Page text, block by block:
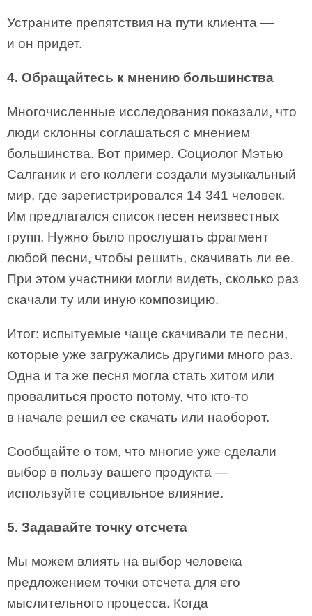
Устраните препятствия на пути клиента —
и он придет.
4. Обращайтесь к мнению большинства
Многочисленные исследования показали, что
люди склонны соглашаться с мнением
большинства. Вот пример. Социолог Мэтью
Салганик и его коллеги создали музыкальный
мир, где зарегистрировался 14 341 человек.
Им предлагался список песен неизвестных
групп. Нужно было прослушать фрагмент
любой песни, чтобы решить, скачивать ли ее.
При этом участники могли видеть, сколько раз
скачали ту или иную композицию.
Итог: испытуемые чаще скачивали те песни,
которые уже загружались другими много раз.
Одна и та же песня могла стать хитом или
провалиться просто потому, что кто-то
в начале решил ее скачать или наоборот.
Сообщайте о том, что многие уже сделали
выбор в пользу вашего продукта —
используйте социальное влияние.
5. Задавайте точку отсчета
Мы можем влиять на выбор человека
предложением точки отсчета для его
мыслительного процесса. Когда